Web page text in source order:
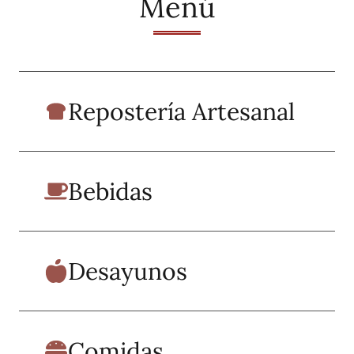
Repostería Artesanal
Bebidas
Desayunos